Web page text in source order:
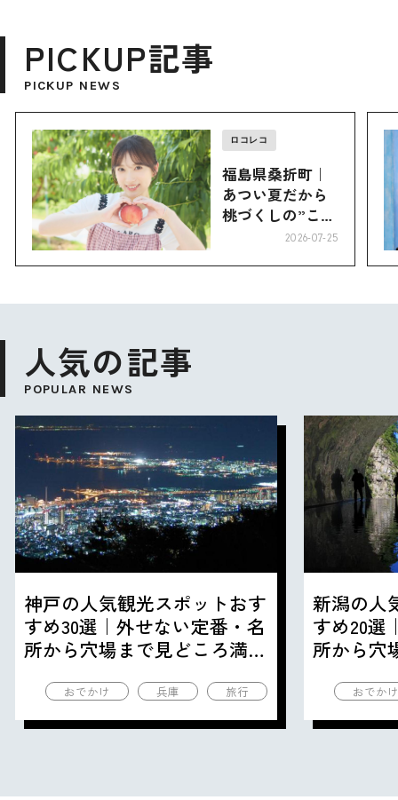
PICKUP記事
PICKUP NEWS
ロコレコ
福島県桑折町｜
あつい夏だから
桃づくしの”こお
2026-07-25
人気の記事
POPULAR NEWS
神戸の人気観光スポットおす
すめ30選｜外せない定番・名
所から穴場まで見どころ満載
おでかけ 兵庫 旅行
新潟の人
すめ20選
所から穴
おでか